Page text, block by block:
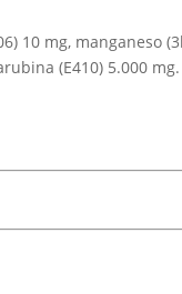
10 mg, manganeso
(E410) 5.000 mg.